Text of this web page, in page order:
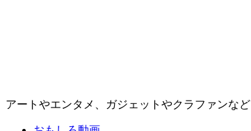
アートやエンタメ、ガジェットやクラファンなど